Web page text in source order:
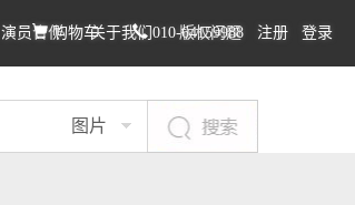
演员合作 关于我们 版权问题
购物车 010-64159988 注册 登录
图片